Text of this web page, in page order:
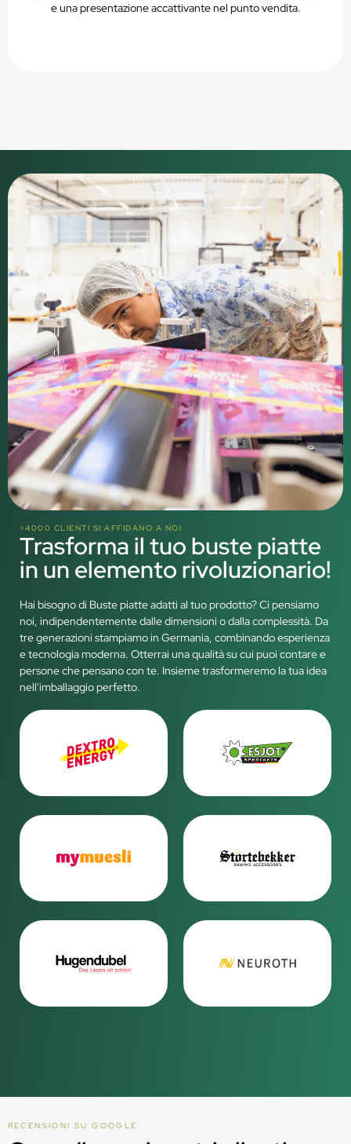
e una presentazione accattivante nel punto vendita.
>4000 CLIENTI SI AFFIDANO A NOI
Trasforma il tuo buste piatte
in un elemento rivoluzionario!
Hai bisogno di Buste piatte adatti al tuo prodotto? Ci pensiamo
noi, indipendentemente dalle dimensioni o dalla complessità. Da
tre generazioni stampiamo in Germania, combinando esperienza
e tecnologia moderna. Otterrai una qualità su cui puoi contare e
persone che pensano con te. Insieme trasformeremo la tua idea
nell'imballaggio perfetto.
RECENSIONI SU GOOGLE